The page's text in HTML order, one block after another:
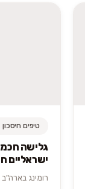
טיפים
גלישה
ישראליים
רומינג